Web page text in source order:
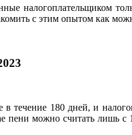
налогоплательщиком
с этим опытом как
течение 180 дней, и
пени можно считать